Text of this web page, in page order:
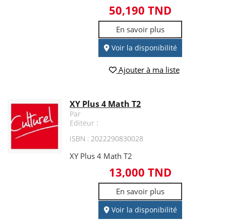
50,190 TND
En savoir plus
Voir la disponibilité
Ajouter à ma liste
XY Plus 4 Math T2
Par
Editeur :
ISBN : 2022290830028
XY Plus 4 Math T2
13,000 TND
En savoir plus
Voir la disponibilité